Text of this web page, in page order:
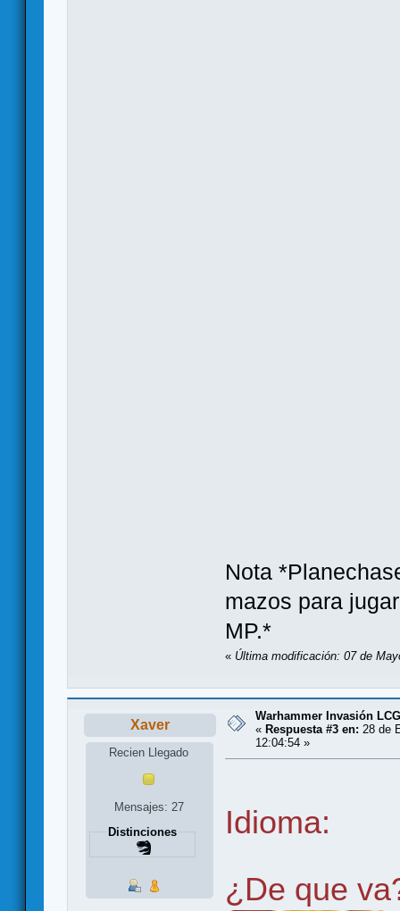
Nota
mazos para
MP.*
« Última modificación: 07 de
Xaver
Recien Llegado
Mensajes: 27
Distinciones
Warhammer Invasión LCG
« Respuesta #3 en: 28 de
12:04:54 »
Idioma:
¿De que